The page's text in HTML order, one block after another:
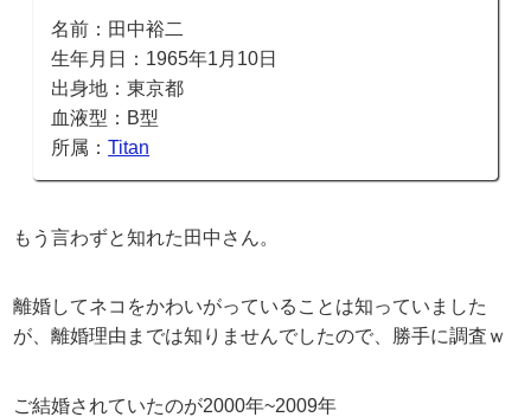
名前：田中裕二
生年月日：1965年1月10日
出身地：東京都
血液型：B型
所属：Titan
もう言わずと知れた田中さん。
離婚してネコをかわいがっていることは知っていました
が、離婚理由までは知りませんでしたので、勝手に調査ｗ
ご結婚されていたのが2000年~2009年